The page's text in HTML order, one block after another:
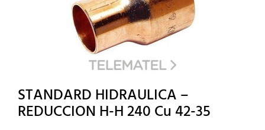
STANDARD HIDRAULICA –
REDUCCION H-H 240 Cu 42-35